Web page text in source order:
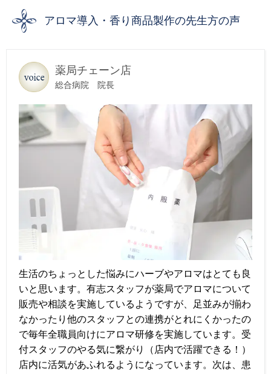
アロマ導入・香り商品製作の先生方の声
薬局チェーン店
総合病院 院長
生活のちょっとした悩みにハーブやアロマはとても良
いと思います。有志スタッフが薬局でアロマについて
販売や相談を実施しているようですが、足並みが揃わ
なかったり他のスタッフとの連携がとれにくかったの
で毎年全職員向けにアロマ研修を実施しています。受
付スタッフのやる気に繋がり（店内で活躍できる！）
店内に活気があふれるようになっています。次は、患